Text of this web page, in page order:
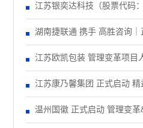
动大会！
江苏银奕达科技（股票代码
正式启动 管理变革项目
湖南捷联通 携手 高胜咨询｜
江苏欧凯包装 管理变革项目
江苏康乃馨集团 正式启动 精
温州国徽 正式启动 管理变革